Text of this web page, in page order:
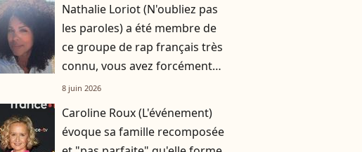
Nathalie Loriot (N'oubliez pas
les paroles) a été membre de
ce groupe de rap français très
connu, vous avez forcément
dansé sur son tube en 1995
8 juin 2026
Caroline Roux (L'événement)
évoque sa famille recomposée